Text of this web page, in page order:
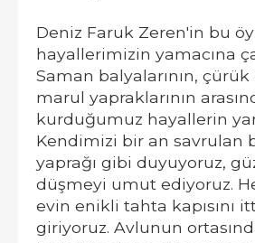
Deniz Faruk Zeren'in bu
hayallerimizin yamacına
Saman balyalarının,
marul yapraklarının
kurduğumuz hayallerin
Kendimizi bir an savrulan
yaprağı gibi duyuyoruz,
düşmeyi umut ediyoruz.
evin enikli tahta kapısını
giriyoruz. Avlunun